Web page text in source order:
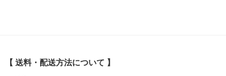
【 送料・配送方法について 】